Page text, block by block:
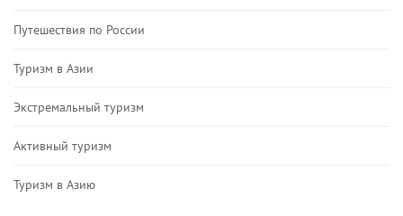
Путешествия по России
Туризм в Азии
Экстремальный туризм
Активный туризм
Туризм в Азию